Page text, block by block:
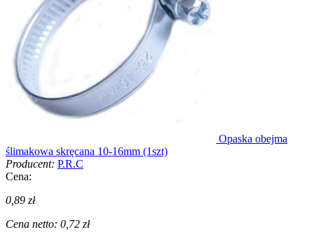
Opaska obejma
ślimakowa skręcana 10-16mm (1szt)
Producent: P.R.C
Cena:
0,89 zł
Cena netto: 0,72 zł